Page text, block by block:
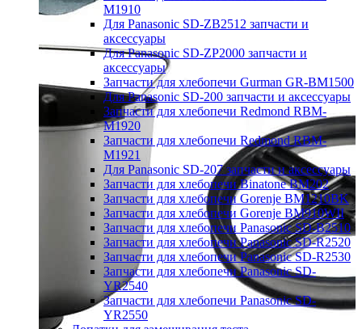
M1910
Для Panasonic SD-ZB2512 запчасти и
аксессуары
Для Panasonic SD-ZP2000 запчасти и
аксессуары
Запчасти для хлебопечи Gurman GR-BM1500
Для Panasonic SD-200 запчасти и аксессуары
Запчасти для хлебопечи Redmond RBM-
M1920
Запчасти для хлебопечи Redmond RBM-
M1921
Для Panasonic SD-207 запчасти и аксессуары
Запчасти для хлебопечи Binatone BM202
Запчасти для хлебопечи Gorenje BM1210BK
Запчасти для хлебопечи Gorenje BM910WII
Запчасти для хлебопечи Panasonic SD-B2510
Запчасти для хлебопечи Panasonic SD-R2520
Запчасти для хлебопечи Panasonic SD-R2530
Запчасти для хлебопечи Panasonic SD-
YR2540
Запчасти для хлебопечи Panasonic SD-
YR2550